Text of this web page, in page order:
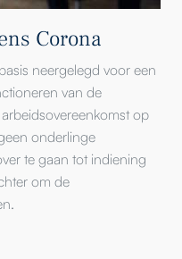
Corona
neergelegd voor een
van de
op
onderlinge
te gaan tot indiening
om de